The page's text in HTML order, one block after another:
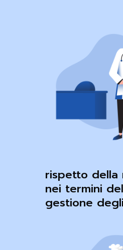
rispetto della
nei termini
gestione